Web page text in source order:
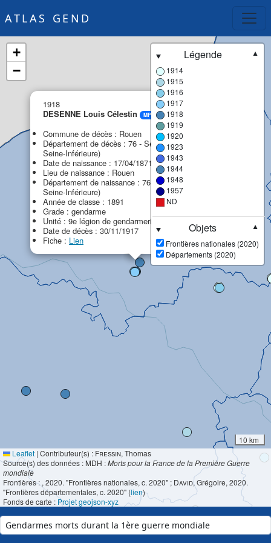
ATLAS GEND
1918
DESENNE Louis Célestin
MPF
Commune de décès : Rouen
Département de décès : 76 - Seine-Maritime (ex
Seine-Inférieure)
Date de naissance : 17/04/1871
Lieu de naissance : Rouen
Département de naissance : 76 - Seine-Maritime (ex
Seine-Inférieure)
Année de classe : 1891
Grade : gendarme
Unité : 9e légion de gendarmerie (9e LG)
Date de décès : 30/11/1917
Fiche : Lien
+
−
Légende
▼
1914
1915
1916
1917
1918
1919
1920
1923
1943
1944
1948
1957
ND
Objets
▼
Frontières nationales (2020)
Départements (2020)
10 km
Leaflet | Contributeur(s) : Fressin, Thomas
Source(s) des données : MDH :Morts pour la France de la Première Guerre
mondiale
Frontières : , 2020. "Frontières nationales, c. 2020" ; David, Grégoire, 2020.
"Frontières départementales, c. 2020" (lien)
Fonds de carte : Projet geojson-xyz